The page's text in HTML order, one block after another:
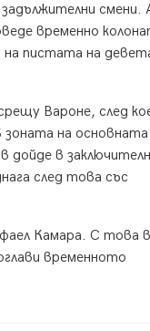
смени.
временно
на пистата на
Вароне, след
зоната на
дойде в
след това със
Камара. С това
временното